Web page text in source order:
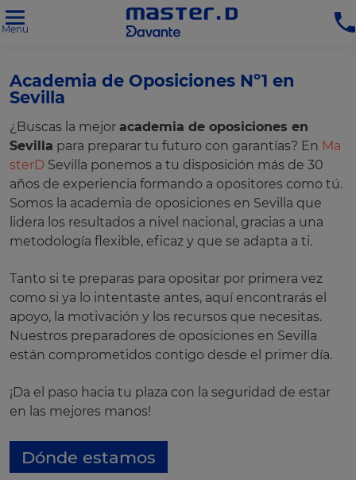
Menú
Academia de Oposiciones Nº1 en
Sevilla
¿Buscas la mejor academia de oposiciones en
Sevilla para preparar tu futuro con garantías? En Ma
sterD Sevilla ponemos a tu disposición más de 30
años de experiencia formando a opositores como tú.
Somos la academia de oposiciones en Sevilla que
lidera los resultados a nivel nacional, gracias a una
metodología flexible, eficaz y que se adapta a ti.
Tanto si te preparas para opositar por primera vez
como si ya lo intentaste antes, aquí encontrarás el
apoyo, la motivación y los recursos que necesitas.
Nuestros preparadores de oposiciones en Sevilla
están comprometidos contigo desde el primer día.
¡Da el paso hacia tu plaza con la seguridad de estar
en las mejores manos!
Dónde estamos